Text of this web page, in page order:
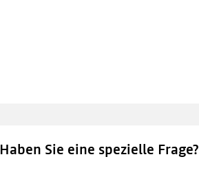
Haben Sie eine spezielle Frage?